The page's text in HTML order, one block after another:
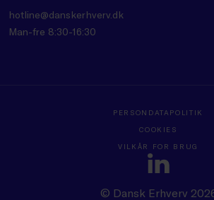
hotline@danskerhverv.dk
Man-fre 8:30-16:30
© Dansk Erhverv
PERSONDATAPOLITIK
COOKIES
VILKÅR FOR BRUG